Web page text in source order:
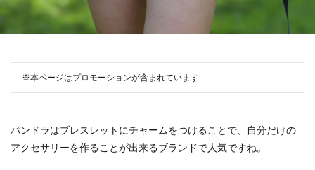
※本ページはプロモーションが含まれています
パンドラはブレスレットにチャームをつけることで、自分だけの
アクセサリーを作ることが出来るブランドで人気ですね。